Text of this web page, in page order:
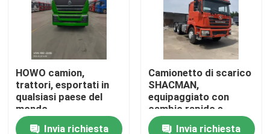
Casa.
Prodotti
HOWO camion,
trattori, esportati in
qualsiasi paese del
mondo
Invia richiesta
Camionetto di scarico
SHACMAN,
equipaggiato con
cambio rapido e
motore diesel
Invia richiesta